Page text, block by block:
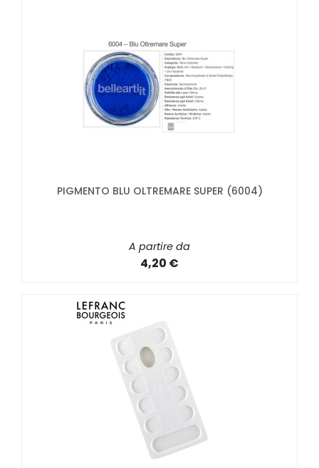
PIGMENTO BLU OLTREMARE SUPER (6004)
A partire da
4,20 €